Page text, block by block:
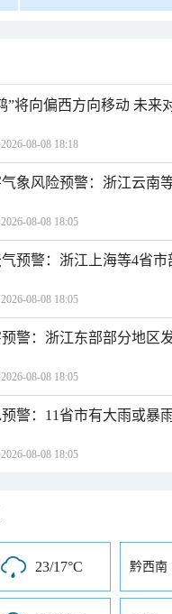
”将向偏西方向移动 未来
08-08 18:18
象风险预警：浙江云南
08-08 18:05
预警：浙江上海等4省
08-08 18:05
警：浙江东部部分地区
08-08 18:05
警：11省市有大雨或暴
08-08 18:05
23/17°C 黔西南